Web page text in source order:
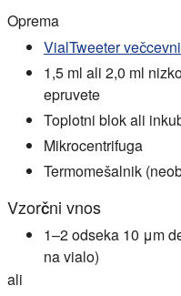
Oprema
VialTweeter
1,5 ml ali 2,0 ml
epruvete
Toplotni blok ali
Mikrocentrifuga
Termomešalnik
Vzorčni vnos
1–2 odseka 10 μm
na vialo)
ali